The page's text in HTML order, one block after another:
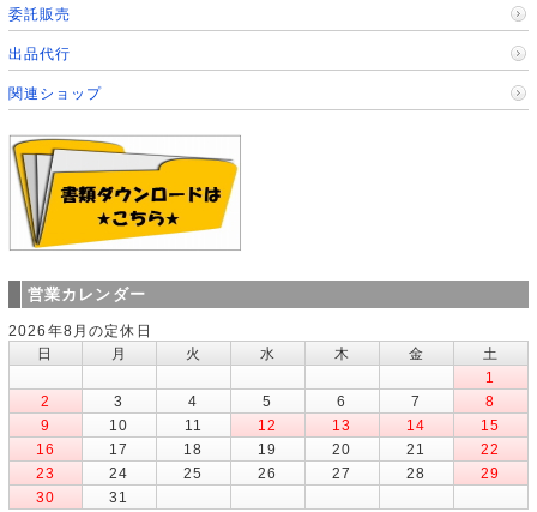
委託販売
出品代行
関連ショップ
営業カレンダー
2026年8月の定休日
日
月 火 水 木 金
土
1
2
3 4 5 6 7
8
9
10 11 12 13 14
15
16
17 18 19 20 21
22
23
24 25 26 27 28
29
30
31